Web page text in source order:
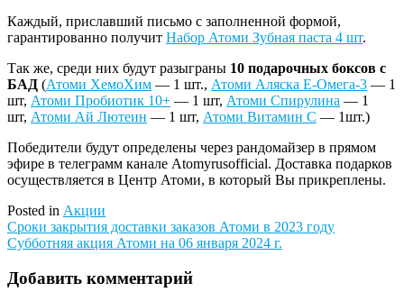
Каждый, приславший письмо с заполненной формой,
гарантированно получит Набор Атоми Зубная паста 4 шт.
Так же, среди них будут разыграны 10 подарочных боксов с
БАД (Атоми ХемоХим — 1 шт., Атоми Аляска Е-Омега-3 — 1
шт, Атоми Пробиотик 10+ — 1 шт, Атоми Спирулина — 1
шт, Атоми Ай Лютеин — 1 шт, Атоми Витамин С — 1шт.)
Победители будут определены через рандомайзер в прямом
эфире в телеграмм канале Atomyrusofficial. Доставка подарков
осуществляется в Центр Атоми, в который Вы прикреплены.
Posted in Акции
Навигация
по
записям
Сроки закрытия доставки заказов Атоми в 2023 году
Субботняя акция Атоми на 06 января 2024 г.
Добавить комментарий